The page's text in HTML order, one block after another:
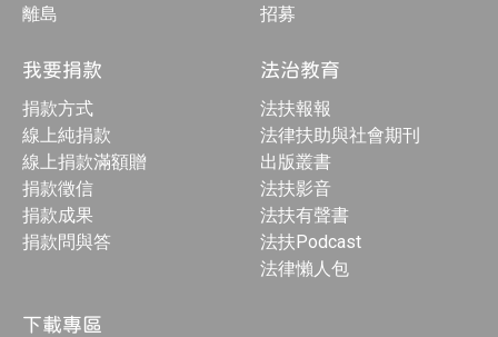
離島
招募
我要捐款
捐款方式
線上純捐款
線上捐款滿額贈
捐款徵信
捐款成果
捐款問與答
法治教育
法扶報報
法律扶助與社會期刊
出版叢書
法扶影音
法扶有聲書
法扶Podcast
法律懶人包
下載專區